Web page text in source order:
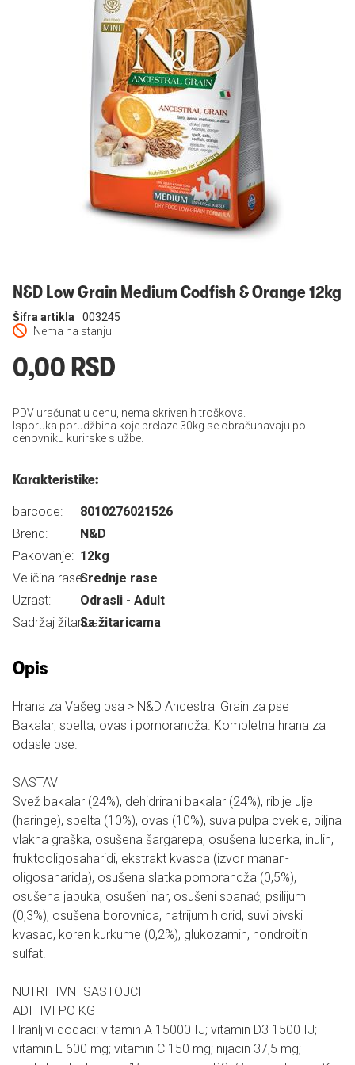
N&D Low Grain Medium Codfish & Orange 12kg
Nema na stanju
Šifra artikla 003245
0,00 RSD
PDV uračunat u cenu, nema skrivenih troškova.
Isporuka porudžbina koje prelaze 30kg se obračunavaju po
cenovniku kurirske službe.
Karakteristike:
barcode:
8010276021526
Brend:
N&D
Pakovanje: 12kg
Veličina rase:Srednje rase
Uzrast:
Odrasli - Adult
Sadržaj žitarica:Sa žitaricama
Opis
Hrana za Vašeg psa > N&D Ancestral Grain za pse
Bakalar, spelta, ovas i pomorandža. Kompletna hrana za
odasle pse.
SASTAV
Svež bakalar (24%), dehidrirani bakalar (24%), riblje ulje
(haringe), spelta (10%), ovas (10%), suva pulpa cvekle, biljna
vlakna graška, osušena šargarepa, osušena lucerka, inulin,
fruktooligosaharidi, ekstrakt kvasca (izvor manan-
oligosaharida), osušena slatka pomorandža (0,5%),
osušena jabuka, osušeni nar, osušeni spanać, psilijum
(0,3%), osušena borovnica, natrijum hlorid, suvi pivski
kvasac, koren kurkume (0,2%), glukozamin, hondroitin
sulfat.
NUTRITIVNI SASTOJCI
ADITIVI PO KG
Hranljivi dodaci: vitamin A 15000 IJ; vitamin D3 1500 IJ;
vitamin E 600 mg; vitamin C 150 mg; nijacin 37,5 mg;